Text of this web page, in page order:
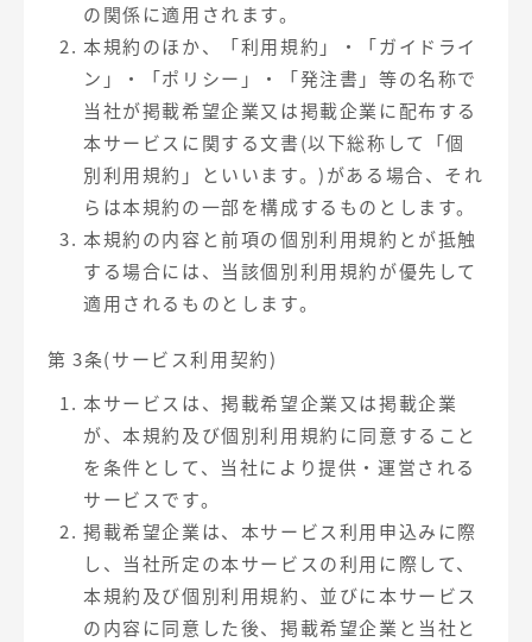
の関係に適用されます。
本規約のほか、「利用規約」・「ガイドライ
ン」・「ポリシー」・「発注書」等の名称で
当社が掲載希望企業又は掲載企業に配布する
本サービスに関する文書(以下総称して「個
別利用規約」といいます。)がある場合、それ
らは本規約の一部を構成するものとします。
本規約の内容と前項の個別利用規約とが抵触
する場合には、当該個別利用規約が優先して
適用されるものとします。
第 3条(サービス利用契約)
本サービスは、掲載希望企業又は掲載企業
が、本規約及び個別利用規約に同意すること
を条件として、当社により提供・運営される
サービスです。
掲載希望企業は、本サービス利用申込みに際
し、当社所定の本サービスの利用に際して、
本規約及び個別利用規約、並びに本サービス
の内容に同意した後、掲載希望企業と当社と